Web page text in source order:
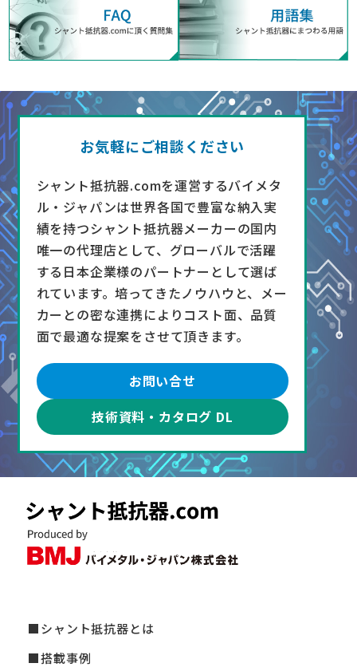
お気軽にご相談ください
シャント抵抗器.comを運営するバイメタ
ル・ジャパンは世界各国で豊富な納入実
績を持つシャント抵抗器メーカーの国内
唯一の代理店として、グローバルで活躍
する日本企業様のパートナーとして選ば
れています。培ってきたノウハウと、メー
カーとの密な連携によりコスト面、品質
面で最適な提案をさせて頂きます。
お問い合せ
技術資料・カタログ DL
シャント抵抗器とは
搭載事例